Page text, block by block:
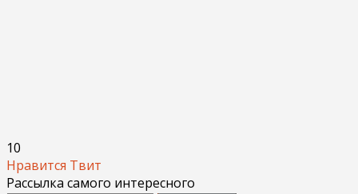
10
Нравится Твит
Рассылка самого интересного